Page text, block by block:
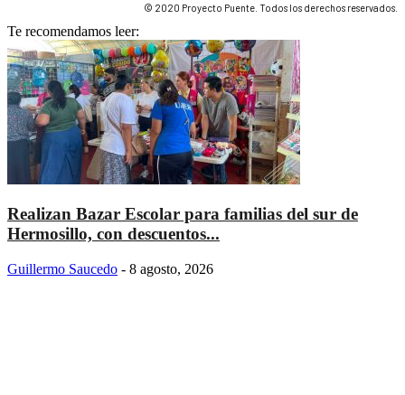
© 2020 Proyecto Puente. Todos los derechos reservados.
Te recomendamos leer:
Realizan Bazar Escolar para familias del sur de
Hermosillo, con descuentos...
Guillermo Saucedo - 8 agosto, 2026